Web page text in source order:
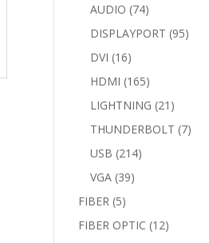
AUDIO 7474
products
DISPLAYPORT 9595
DVI 1616
products
HDMI 165165
products
LIGHTNING 21 21
products
THUNDERBOLT 77
USB 214214
VGA 3939
FIBER 55
products
FIBER OPTIC 1212